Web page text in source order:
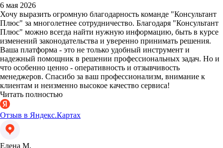
6 мая 2026
Хочу выразить огромную благодарность команде "Консультант
Плюс" за многолетнее сотрудничество. Благодаря "Консультант
Плюс" можно всегда найти нужную информацию, быть в курсе
изменений законодательства и уверенно принимать решения.
Ваша платформа - это не только удобный инструмент и
надежный помощник в решении профессиональных задач. Но и
что особенно ценно - оперативность и отзывчивость
менеджеров. Спасибо за ваш профессионализм, внимание к
клиентам и неизменно высокое качество сервиса!
Читать полностью
Отзыв в Яндекс.Картах
Елена М.